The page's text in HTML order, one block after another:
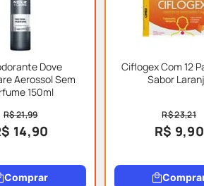
Dove
Aerossol Sem
150ml
R$ 21,99
14,90
Comprar
Ciflogex Com 12
Sabor
R$ 23,21
R$ 9,90